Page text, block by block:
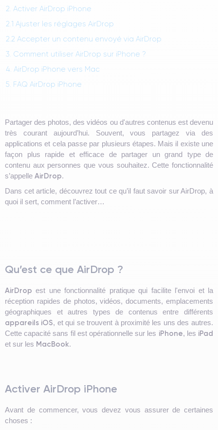
2. Activer AirDrop iPhone
2.1 Ajuster les réglages AirDrop
2.2 Accepter un contenu envoyé via AirDrop
3. Comment utiliser AirDrop sur iPhone ?
4. AirDrop iPhone vers Mac
5. FAQ AirDrop iPhone
Partager des photos, des vidéos ou d'autres contenus est devenu
très courant aujourd’hui. Souvent, vous partagez via des
applications et cela passe par plusieurs étapes. Mais il existe une
façon plus rapide et efficace de partager un grand type de
contenu aux personnes que vous souhaitez. Cette fonctionnalité
s’appelle AirDrop.
Dans cet article, découvrez tout ce qu’il faut savoir sur AirDrop, à
quoi il sert, comment l’activer…
Qu’est ce que AirDrop ?
AirDrop est une fonctionnalité pratique qui facilite l'envoi et la
réception rapides de photos, vidéos, documents, emplacements
géographiques et autres types de contenus entre différents
appareils iOS, et qui se trouvent à proximité les uns des autres.
Cette capacité sans fil est opérationnelle sur les iPhone, les iPad
et sur les MacBook.
Activer AirDrop iPhone
Avant de commencer, vous devez vous assurer de certaines
choses :